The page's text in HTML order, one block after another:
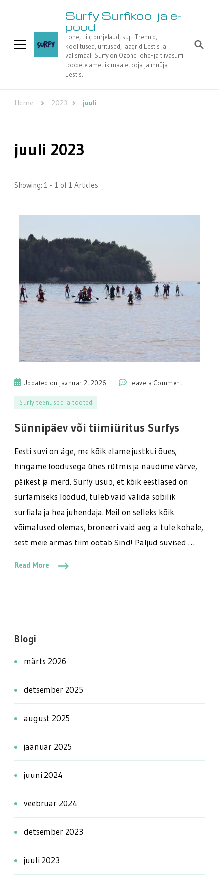
Surfy Surfikool ja e-
pood
Lohe, tiib, purjelaud, sup. Trennid,
koolitused, üritused, laagrid Eestis ja
välismaal. Surfy on Ozone lohe- ja tiivasurfi
toodete ametlik maaletooja ja müüja
Eestis.
Home 2023 juuli
juuli 2023
Showing: 1 - 1 of 1 Articles
Updated on jaanuar 2, 2026 Leave a Commenton
Surfy teenused ja tooted
Sünnipäev või tiimiüritus Surfys
Eesti suvi on äge, me kõik elame justkui õues,
hingame loodusega ühes rütmis ja naudime värve,
päikest ja merd. Surfy usub, et kõik eestlased on
surfamiseks loodud, tuleb vaid valida sobilik
surfiala ja hea juhendaja. Meil on selleks kõik
võimalused olemas, broneeri vaid aeg ja tule kohale,
sest meie armas tiim ootab Sind! Paljud suvised …
Read More
Blogi
märts 2026
detsember 2025
august 2025
jaanuar 2025
juuni 2024
veebruar 2024
detsember 2023
juuli 2023